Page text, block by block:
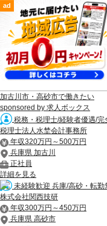
ad
加古川市・高砂市で働きたい
sponsored by 求人ボックス
税務・税理士/経験者優遇/完
税理士法人水埜会計事務所
年収320万円～500万円
兵庫県 加古川
正社員
詳細を見る
未経験歓迎 兵庫/高砂・転
株式会社関西技研
年収300万円～450万円
兵庫県 高砂市